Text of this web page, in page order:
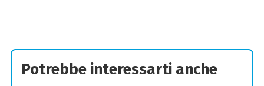
Potrebbe interessarti anche